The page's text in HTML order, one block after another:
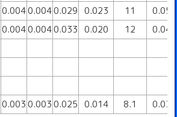
0.0040.0040.029 0.023 11
0.05
0.0040.0040.033 0.020 12
0.04
0.003 0.003 0.025 0.014 8.1
0.03